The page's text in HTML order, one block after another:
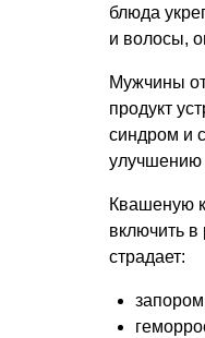
блюда
и волосы,
Мужчины
продукт
синдром и
улучшению
Квашеную
включить в
страдает: